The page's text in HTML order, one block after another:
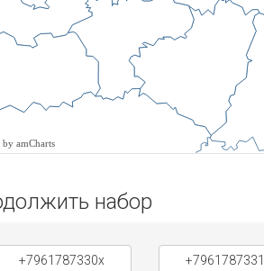
by amCharts
набор
+7961787330x